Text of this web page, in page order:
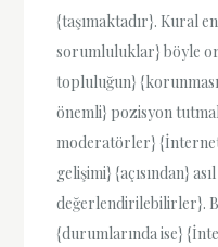
{taşımaktadır}. Kural
sorumluluklar} böyle
topluluğun}
önemli} pozisyon
moderatörler}
gelişimi} {açısından}
değerlendirilebilirler}.
{durumlarında ise}